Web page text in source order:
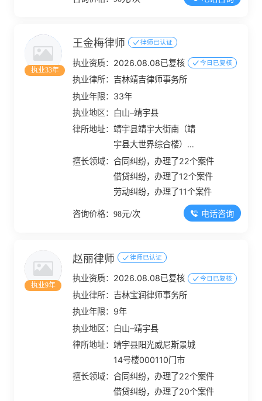
执业33年
王金梅律师 律师已认证
执业资质： 2026.08.08已复核 今日已复核
执业律所： 吉林靖吉律师事务所
执业年限： 33年
执业地区：
白山–靖宇县
律所地址：靖宇县靖宇大街南（靖
宇县大世界综合楼）
000203室
擅长领域：合同纠纷，办理了22个案件
借贷纠纷，办理了12个案件
劳动纠纷，办理了11个案件
咨询价格：98元/次 电话咨询
执业9年
赵丽律师 律师已认证
执业资质： 2026.08.08已复核 今日已复核
执业律所： 吉林宝润律师事务所
执业年限： 9年
执业地区：
白山–靖宇县
律所地址：靖宇县阳光威尼斯景城
14号楼000110门市
擅长领域：合同纠纷，办理了22个案件
借贷纠纷，办理了20个案件